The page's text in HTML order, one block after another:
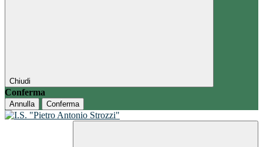
Chiudi
Conferma
Annulla Conferma